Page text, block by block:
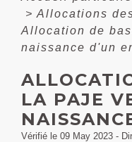
> Allocations
Allocation de
naissance d'un
LA PAJE
Vérifié le 09 May 2023 -